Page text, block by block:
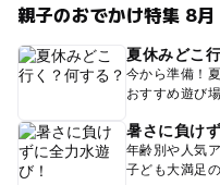
親子のおでかけ特集 8月
夏休みどこ
今から準備！
おすすめ遊び
暑さに負け
年齢別や人気
子ども大満足